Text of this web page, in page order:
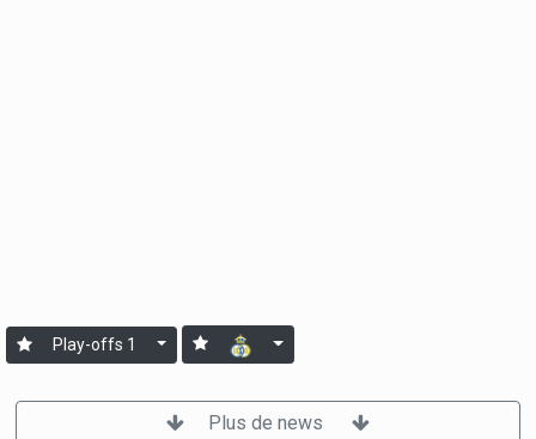
Play-offs 1
Plus de news